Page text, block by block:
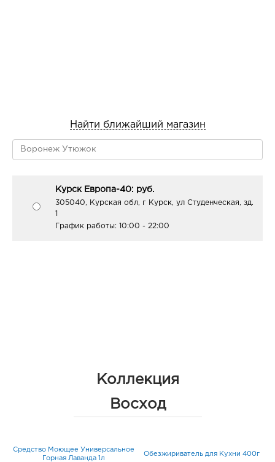
Найти ближайший магазин
Курск Европа-40: руб.
305040, Курская обл, г Курск, ул Студенческая, зд.
1
График работы: 10:00 - 22:00
Коллекция
Восход
Средство Моющее Универсальное
Горная Лаванда 1л
Обезжириватель для Кухни 400г